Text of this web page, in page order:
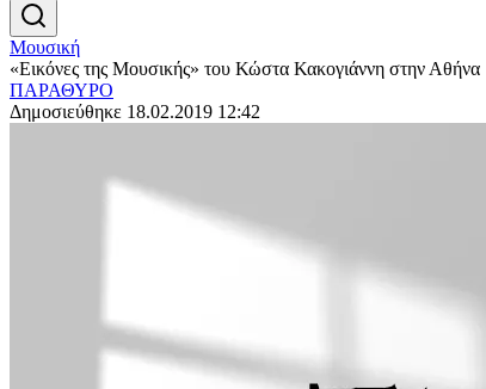
Μουσική
«Εικόνες της Μουσικής» του Κώστα Κακογιάννη στην Αθήνα
ΠΑΡΑΘΥΡΟ
Δημοσιεύθηκε 18.02.2019 12:42